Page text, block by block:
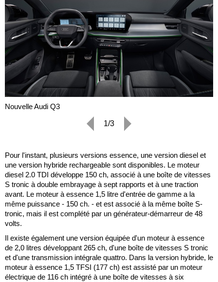
Nouvelle Audi Q3
1/3
Pour l'instant, plusieurs versions essence, une version diesel et
une version hybride rechargeable sont disponibles. Le moteur
diesel 2.0 TDI développe 150 ch, associé à une boîte de vitesses
S tronic à double embrayage à sept rapports et à une traction
avant. Le moteur à essence 1,5 litre d'entrée de gamme a la
même puissance - 150 ch. - et est associé à la même boîte S-
tronic, mais il est complété par un générateur-démarreur de 48
volts.
Il existe également une version équipée d'un moteur à essence
de 2,0 litres développant 265 ch, d'une boîte de vitesses S tronic
et d'une transmission intégrale quattro. Dans la version hybride, le
moteur à essence 1,5 TFSI (177 ch) est assisté par un moteur
électrique de 116 ch intégré à une boîte de vitesses à six